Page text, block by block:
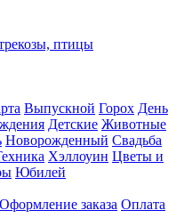
птицы
Выпускной Горох День
Детские Животные
Новорожденный Свадьба
Хэллоуин Цветы и
Юбилей
Оформление заказа Оплата